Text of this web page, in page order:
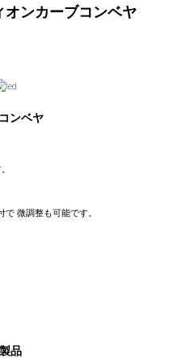
ンカーブコンベヤ
ンベヤ
微調整も可能です。
品